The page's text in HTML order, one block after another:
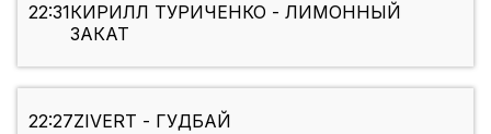
22:31КИРИЛЛ ТУРИЧЕНКО - ЛИМОННЫЙ
ЗАКАТ
22:27ZIVERT - ГУДБАЙ